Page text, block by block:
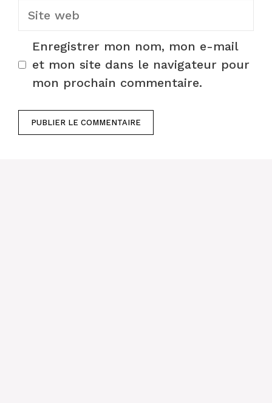
Site
Enregistrer mon nom, mon e-mail
et mon site dans le navigateur pour
mon prochain commentaire.